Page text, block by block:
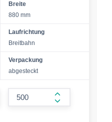
Breite
880 mm
Laufrichtung
Breitbahn
Verpackung
abgesteckt
form.increase-